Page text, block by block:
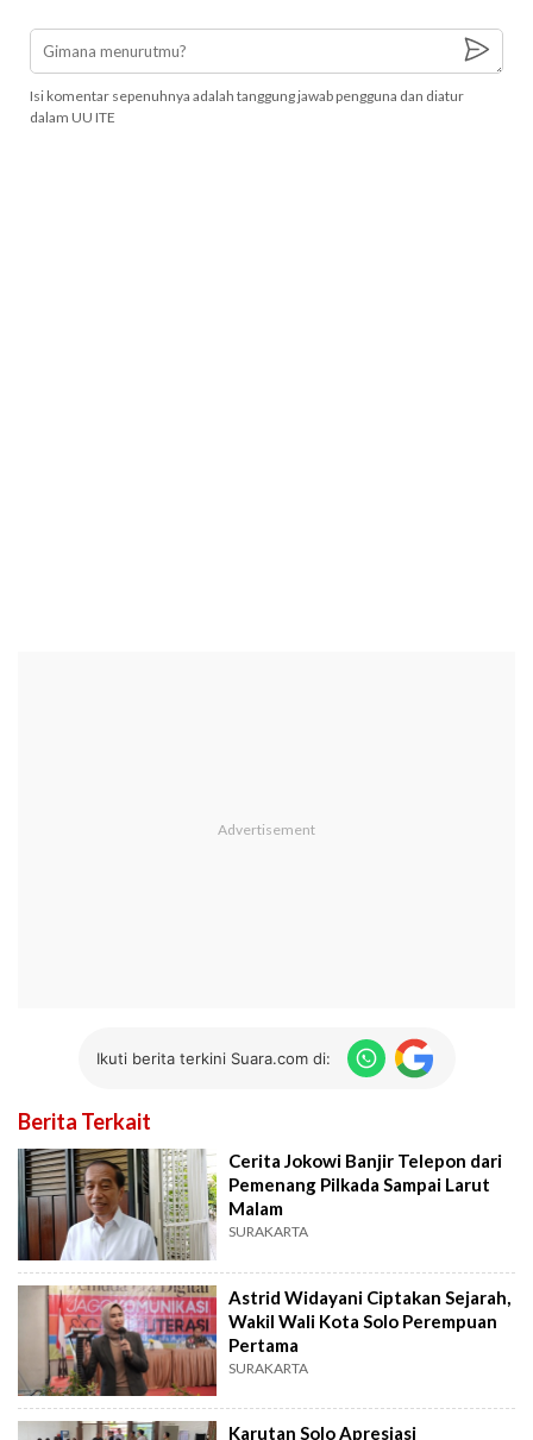
Isi komentar sepenuhnya adalah tanggung jawab pengguna dan diatur
dalam UU ITE
Ikuti berita terkini Suara.com di:
Berita Terkait
Cerita Jokowi Banjir Telepon dari
Pemenang Pilkada Sampai Larut
Malam
SURAKARTA
Astrid Widayani Ciptakan Sejarah,
Wakil Wali Kota Solo Perempuan
Pertama
SURAKARTA
Karutan Solo Apresiasi